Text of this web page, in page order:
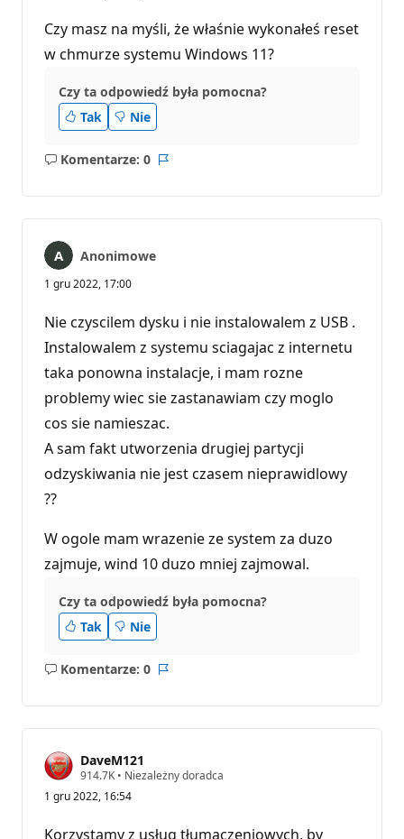
i
Czy masz na myśli, że właśnie wykonałeś reset
w chmurze systemu Windows 11?
Czy ta odpowiedź była pomocna?
Tak
Nie
Komentarze: 0
Brak
Anonimowe
1 gru 2022, 17:00
Nie czyscilem dysku i nie instalowalem z USB .
Instalowalem z systemu sciagajac z internetu
taka ponowna instalacje, i mam rozne
problemy wiec sie zastanawiam czy moglo
cos sie namieszac.
A sam fakt utworzenia drugiej partycji
odzyskiwania nie jest czasem nieprawidlowy
??
W ogole mam wrazenie ze system za duzo
zajmuje, wind 10 duzo mniej zajmowal.
Czy ta odpowiedź była pomocna?
Tak
Nie
Komentarze: 0
Brak
DaveM121
914.7K P
n
t
• Niezależny doradca
1 gru 2022, 16:54
Korzystamy z usług tłumaczeniowych, by